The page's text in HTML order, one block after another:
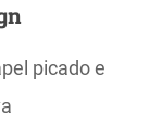
picado e